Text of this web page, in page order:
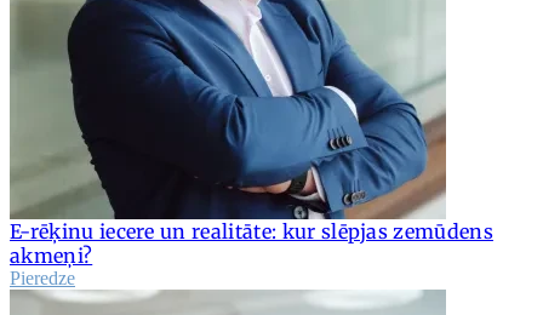
E-rēķinu iecere un realitāte: kur slēpjas zemūdens
akmeņi?
Pieredze